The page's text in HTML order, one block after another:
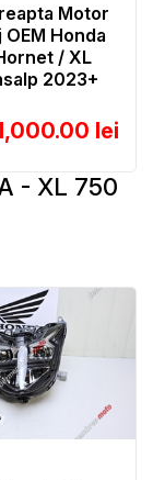
Motor
Honda
/ XL
2023+
lei
- XL 750